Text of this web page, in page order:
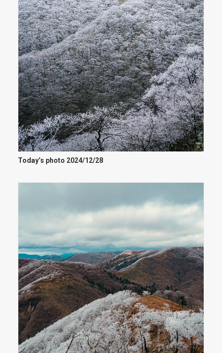
Today’s photo 2024/12/28